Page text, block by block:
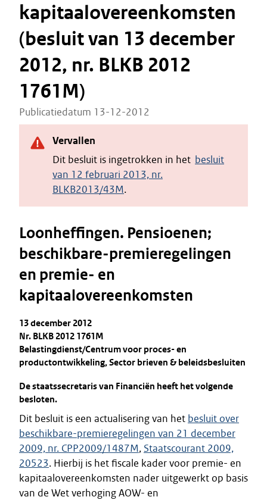
kapitaalovereenkomsten
(besluit van 13 december
2012, nr. BLKB 2012
1761M)
Publicatiedatum 13-12-2012
Vervallen
Dit besluit is ingetrokken in het besluit
van 12 februari 2013, nr.
BLKB2013/43M.
Loonheffingen. Pensioenen;
beschikbare-premieregelingen
en premie- en
kapitaalovereenkomsten
13 december 2012
Nr. BLKB 2012 1761M
Belastingdienst/Centrum voor proces- en
productontwikkeling, Sector brieven & beleidsbesluiten
De staatssecretaris van Financiën heeft het volgende
besloten.
Dit besluit is een actualisering van het besluit over
beschikbare-premieregelingen van 21 december
2009, nr. CPP2009/1487M, Staatscourant 2009,
20523. Hierbij is het fiscale kader voor premie- en
kapitaalovereenkomsten nader uitgewerkt op basis
van de Wet verhoging AOW- en